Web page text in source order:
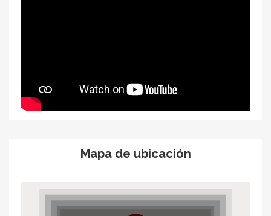
Mapa de ubicación